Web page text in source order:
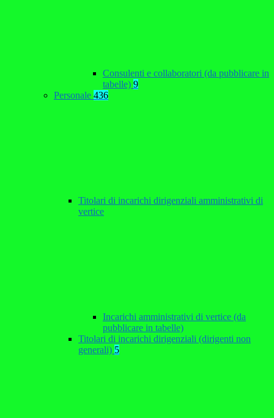
Consulenti e collaboratori (da pubblicare in
tabelle) 9
Personale 436
Titolari di incarichi dirigenziali amministrativi di
vertice
Incarichi amministrativi di vertice (da
pubblicare in tabelle)
Titolari di incarichi dirigenziali (dirigenti non
generali) 5